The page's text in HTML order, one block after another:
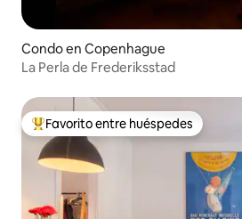
Condo en Copenhague
La Perla de Frederiksstad
Favorito entre huéspedes preferido
Favorito entre huéspedes